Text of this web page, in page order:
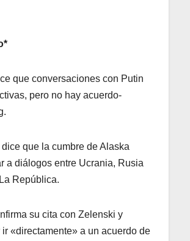
que conversaciones con Putin
pero no hay acuerdo-
que la cumbre de Alaska
a diálogos entre Ucrania, Rusia
República.
su cita con Zelenski y
«directamente» a un acuerdo de